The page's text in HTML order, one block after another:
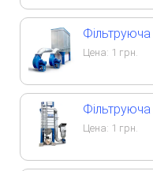
Цена: 1 грн.
Цена: 1 грн.